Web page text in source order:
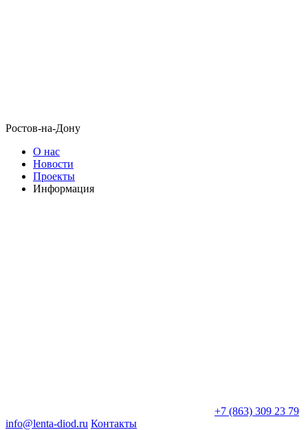
Ростов-на-Дону
О нас
Новости
Проекты
Информация
+7 (863) 309 23 79
info@lenta-diod.ru Контакты